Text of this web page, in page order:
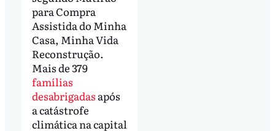
para Compra
Assistida do Minha
Casa, Minha Vida
Reconstrução.
Mais de 379
famílias
desabrigadas após
a catástrofe
climática na capital